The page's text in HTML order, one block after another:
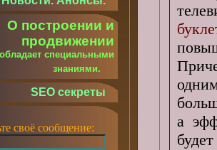
а
О построении и
продвижении
специальными
знаниями.
SEO секреты
своё сообщение: